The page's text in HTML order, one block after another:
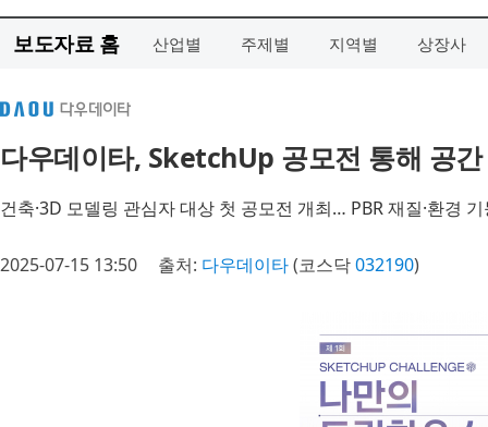
보도자료 홈 산업별 주제별 지역별 상장사
다우데이타, SketchUp 공모전 통해 공
건축·3D 모델링 관심자 대상 첫 공모전 개최… PBR 재질·환경
2025-07-15 13:50 출처: 다우데이타(코스닥032190)